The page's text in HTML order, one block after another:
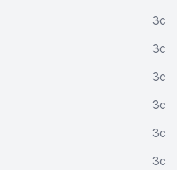
3c
3c
3c
3c
3c
3c